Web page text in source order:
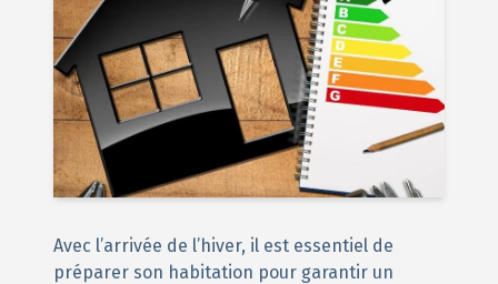
Avec l’arrivée de l’hiver, il est essentiel de
préparer son habitation pour garantir un